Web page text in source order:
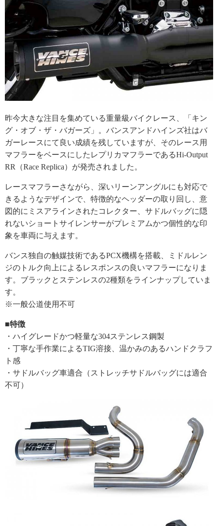
昨今大きな注目を集めている重量級バイクレース、「キン
グ・オブ・ザ・バガーズ」。バンスアンドハインズ社はバ
ガーレースにて良い成績を残していますが、そのレース用
マフラーをベースにしたレプリカマフラーであるHi-Output
RR（Race Replica）が発売されました。
レースマフラーさながら、深いリーンアングルにも対応で
きるようなデザインで、特徴的なヘッダーの取り回し、意
図的にミスアラインされたコレクター、サドルバッグに隠
れないショートサイレンサーがプレミアムかつ個性的な印
象を車両に与えます。
バンス独自の触媒技術であるPCX機構を搭載、ミドルレン
ジのトルク向上によるレスポンスの良いマフラーになりま
す。ブラックとステンレスの2種類をラインナップしていま
す。
※一般公道使用不可
■特徴
・ハイグレードかつ軽量な304ステンレス鋼製
・丁寧な手作業によるTIG溶接、温かみのあるハンドクラフ
ト感
・サドルバッグ車適合（ストレッチサドルバッグには適合
不可）